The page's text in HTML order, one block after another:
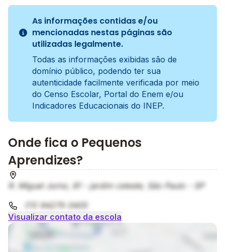
números, comunicação de ideias e valorização do
meio ambiente.
Venha conhecer o Pequenos Aprendizes e
proporcione ao seu filho uma educação que valoriza
As informações contidas e/ou
mencionadas nestas páginas são
utilizadas legalmente.
Todas as informações exibidas são de
domínio público, podendo ter sua
autenticidade facilmente verificada por meio
do Censo Escolar, Portal do Enem e/ou
Indicadores Educacionais do INEP.
Onde fica o Pequenos
Aprendizes?
R. Miguel Jurno, 81 - jardim celeste, São Paulo - SP
(11) 94275-3405
Visualizar contato da escola